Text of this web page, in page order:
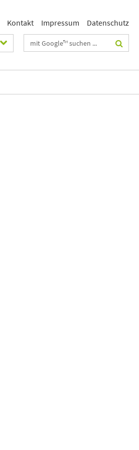
Kontakt Impressum Datenschutz
Suchbegriffe